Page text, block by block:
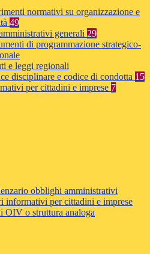
normativi su organizzazione e
49
generali 29
di programmazione strategico-
e leggi regionali
disciplinare e codice di condotta 15
per cittadini e imprese 7
obblighi amministrativi
informativi per cittadini e imprese
OIV o struttura analoga